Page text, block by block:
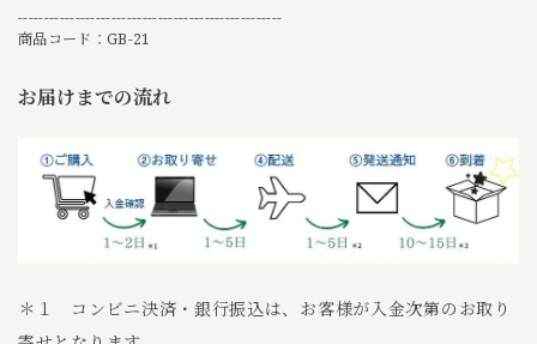
---------------------------------------------------
商品コード：GB-21
お届けまでの流れ
＊１ コンビニ決済・銀行振込は、お客様が入金次第のお取り